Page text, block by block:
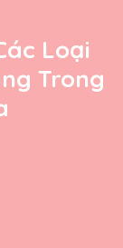
Loại
Trong